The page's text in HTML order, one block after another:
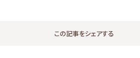
この記事をシェアする